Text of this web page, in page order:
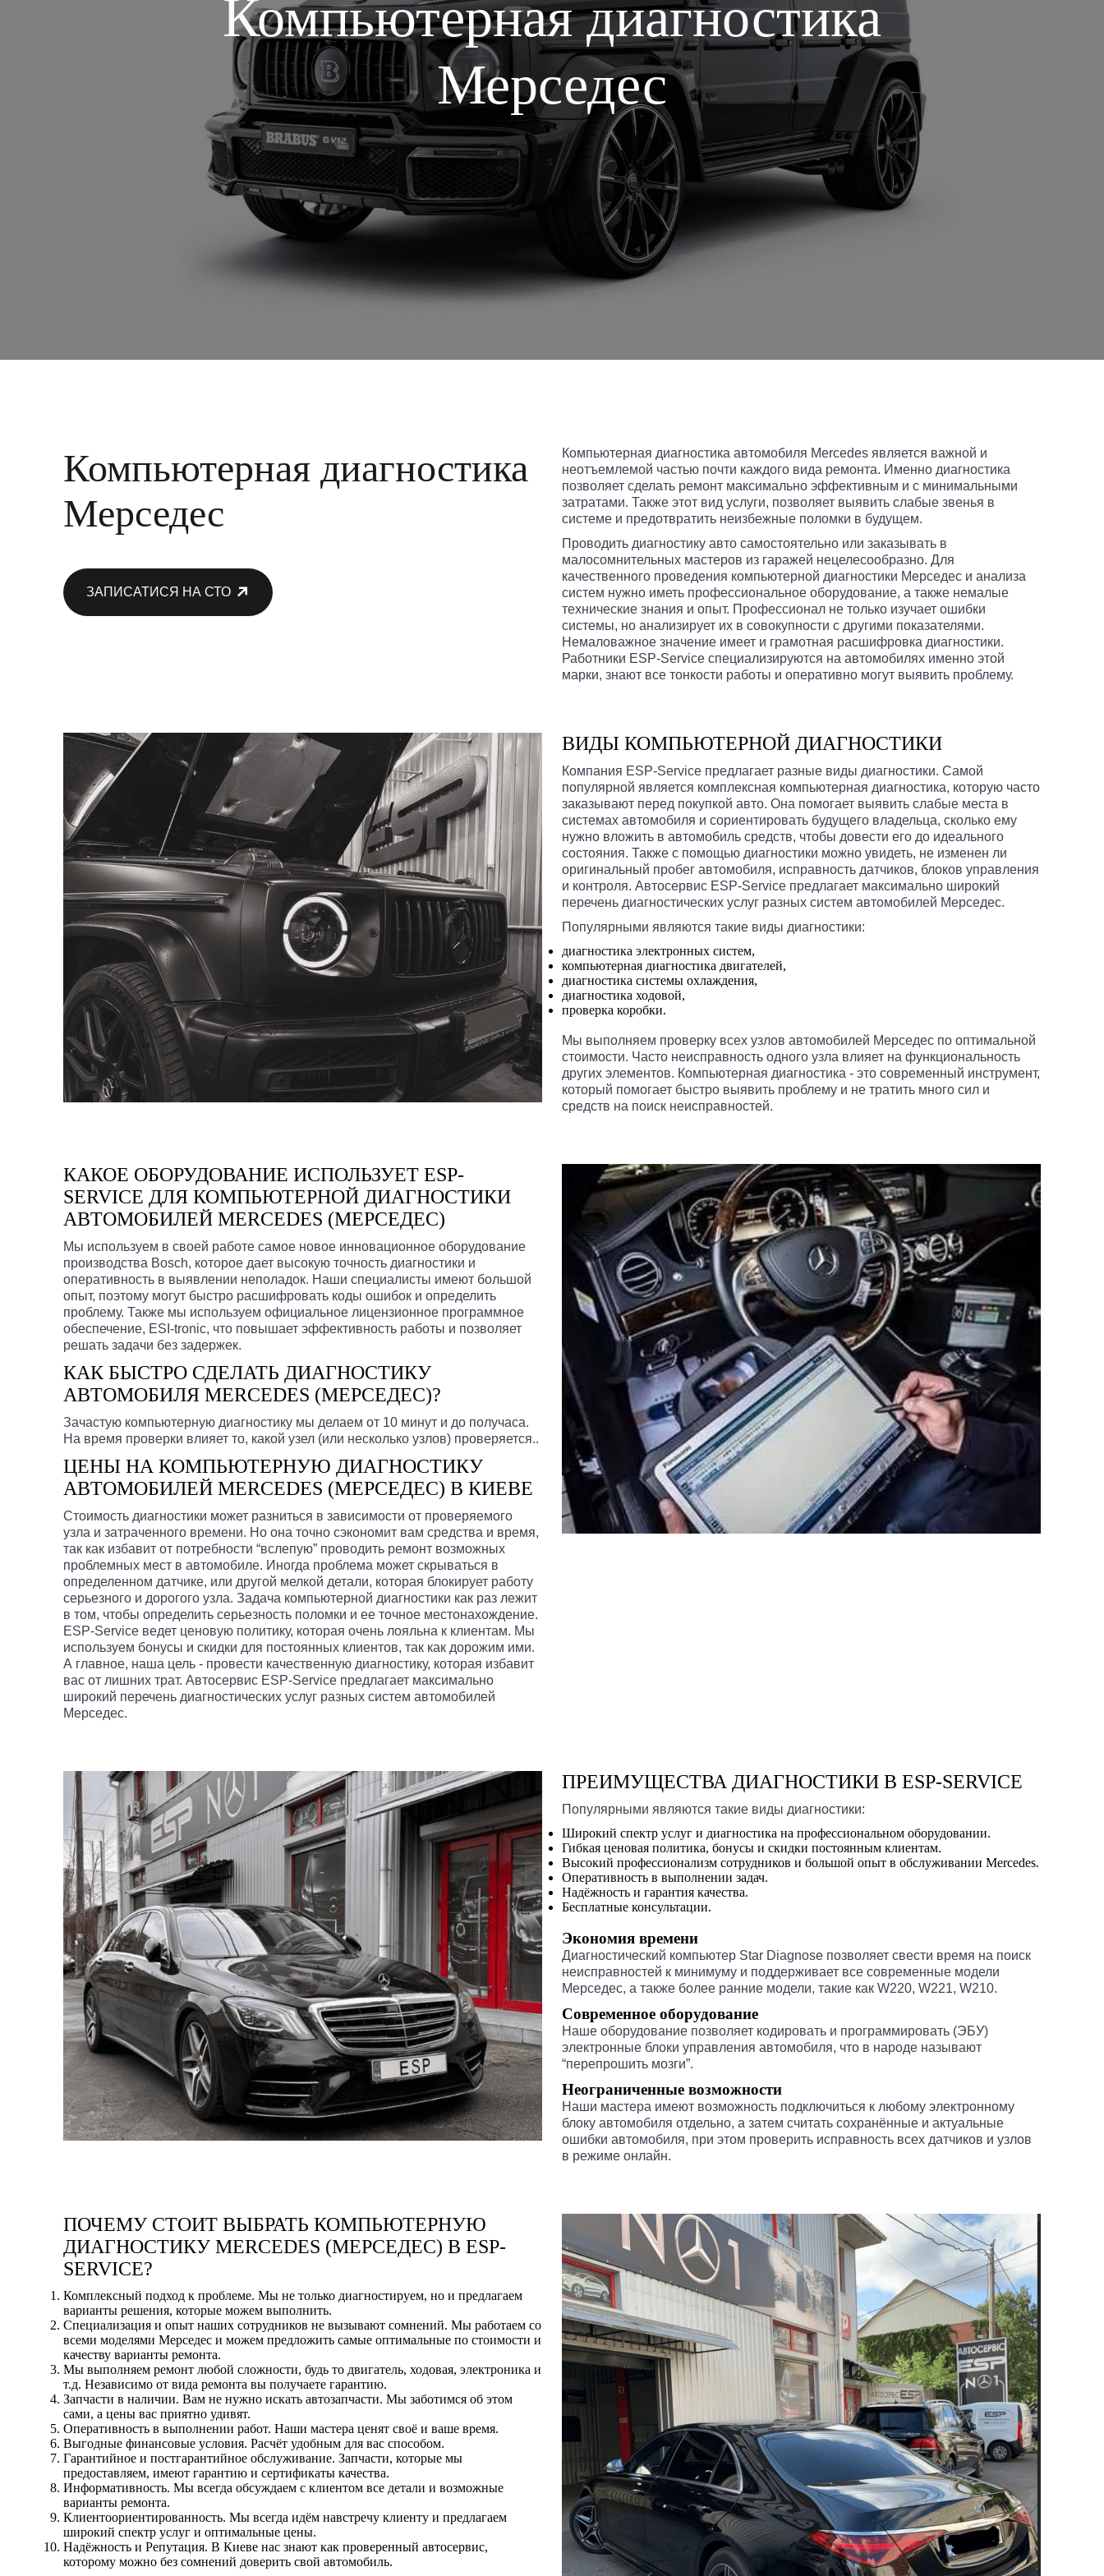
Компьютерная диагностика
Мерседес
Компьютерная диагностика
Мерседес
ЗАПИСАТИСЯ НА СТО
Компьютерная диагностика автомобиля Mercedes является важной и
неотъемлемой частью почти каждого вида ремонта. Именно диагностика
позволяет сделать ремонт максимально эффективным и с минимальными
затратами. Также этот вид услуги, позволяет выявить слабые звенья в
системе и предотвратить неизбежные поломки в будущем.
Проводить диагностику авто самостоятельно или заказывать в
малосомнительных мастеров из гаражей нецелесообразно. Для
качественного проведения компьютерной диагностики Мерседес и анализа
систем нужно иметь профессиональное оборудование, а также немалые
технические знания и опыт. Профессионал не только изучает ошибки
системы, но анализирует их в совокупности с другими показателями.
Немаловажное значение имеет и грамотная расшифровка диагностики.
Работники ESP-Service специализируются на автомобилях именно этой
марки, знают все тонкости работы и оперативно могут выявить проблему.
ВИДЫ КОМПЬЮТЕРНОЙ ДИАГНОСТИКИ
Компания ESP-Service предлагает разные виды диагностики. Самой
популярной является комплексная компьютерная диагностика, которую часто
заказывают перед покупкой авто. Она помогает выявить слабые места в
системах автомобиля и сориентировать будущего владельца, сколько ему
нужно вложить в автомобиль средств, чтобы довести его до идеального
состояния. Также с помощью диагностики можно увидеть, не изменен ли
оригинальный пробег автомобиля, исправность датчиков, блоков управления
и контроля. Автосервис ESP-Service предлагает максимально широкий
перечень диагностических услуг разных систем автомобилей Мерседес.
Популярными являются такие виды диагностики:
диагностика электронных систем,
компьютерная диагностика двигателей,
диагностика системы охлаждения,
диагностика ходовой,
проверка коробки.
Мы выполняем проверку всех узлов автомобилей Мерседес по оптимальной
стоимости. Часто неисправность одного узла влияет на функциональность
других элементов. Компьютерная диагностика - это современный инструмент,
который помогает быстро выявить проблему и не тратить много сил и
средств на поиск неисправностей.
КАКОЕ ОБОРУДОВАНИЕ ИСПОЛЬЗУЕТ ESP-
SERVICE ДЛЯ КОМПЬЮТЕРНОЙ ДИАГНОСТИКИ
АВТОМОБИЛЕЙ MERCEDES (МЕРСЕДЕС)
Мы используем в своей работе самое новое инновационное оборудование
производства Bosch, которое дает высокую точность диагностики и
оперативность в выявлении неполадок. Наши специалисты имеют большой
опыт, поэтому могут быстро расшифровать коды ошибок и определить
проблему. Также мы используем официальное лицензионное программное
обеспечение, ESI-tronic, что повышает эффективность работы и позволяет
решать задачи без задержек.
КАК БЫСТРО СДЕЛАТЬ ДИАГНОСТИКУ
АВТОМОБИЛЯ MERCEDES (МЕРСЕДЕС)?
Зачастую компьютерную диагностику мы делаем от 10 минут и до получаса.
На время проверки влияет то, какой узел (или несколько узлов) проверяется..
ЦЕНЫ НА КОМПЬЮТЕРНУЮ ДИАГНОСТИКУ
АВТОМОБИЛЕЙ MERCEDES (МЕРСЕДЕС) В КИЕВЕ
Стоимость диагностики может разниться в зависимости от проверяемого
узла и затраченного времени. Но она точно сэкономит вам средства и время,
так как избавит от потребности “вслепую” проводить ремонт возможных
проблемных мест в автомобиле. Иногда проблема может скрываться в
определенном датчике, или другой мелкой детали, которая блокирует работу
серьезного и дорогого узла. Задача компьютерной диагностики как раз лежит
в том, чтобы определить серьезность поломки и ее точное местонахождение.
ESP-Service ведет ценовую политику, которая очень лояльна к клиентам. Мы
используем бонусы и скидки для постоянных клиентов, так как дорожим ими.
А главное, наша цель - провести качественную диагностику, которая избавит
вас от лишних трат. Автосервис ESP-Service предлагает максимально
широкий перечень диагностических услуг разных систем автомобилей
Мерседес.
ПРЕИМУЩЕСТВА ДИАГНОСТИКИ В ESP-SERVICE
Популярными являются такие виды диагностики:
Широкий спектр услуг и диагностика на профессиональном оборудовании.
Гибкая ценовая политика, бонусы и скидки постоянным клиентам.
Высокий профессионализм сотрудников и большой опыт в обслуживании Mercedes.
Оперативность в выполнении задач.
Надёжность и гарантия качества.
Бесплатные консультации.
Экономия времени
Диагностический компьютер Star Diagnose позволяет свести время на поиск
неисправностей к минимуму и поддерживает все современные модели
Мерседес, а также более ранние модели, такие как W220, W221, W210.
Современное оборудование
Наше оборудование позволяет кодировать и программировать (ЭБУ)
электронные блоки управления автомобиля, что в народе называют
“перепрошить мозги”.
Неограниченные возможности
Наши мастера имеют возможность подключиться к любому электронному
блоку автомобиля отдельно, а затем считать сохранённые и актуальные
ошибки автомобиля, при этом проверить исправность всех датчиков и узлов
в режиме онлайн.
ПОЧЕМУ СТОИТ ВЫБРАТЬ КОМПЬЮТЕРНУЮ
ДИАГНОСТИКУ MERCEDES (МЕРСЕДЕС) В ESP-
SERVICE?
Комплексный подход к проблеме. Мы не только диагностируем, но и предлагаем
варианты решения, которые можем выполнить.
Специализация и опыт наших сотрудников не вызывают сомнений. Мы работаем со
всеми моделями Мерседес и можем предложить самые оптимальные по стоимости и
качеству варианты ремонта.
Мы выполняем ремонт любой сложности, будь то двигатель, ходовая, электроника и
т.д. Независимо от вида ремонта вы получаете гарантию.
Запчасти в наличии. Вам не нужно искать автозапчасти. Мы заботимся об этом
сами, а цены вас приятно удивят.
Оперативность в выполнении работ. Наши мастера ценят своё и ваше время.
Выгодные финансовые условия. Расчёт удобным для вас способом.
Гарантийное и постгарантийное обслуживание. Запчасти, которые мы
предоставляем, имеют гарантию и сертификаты качества.
Информативность. Мы всегда обсуждаем с клиентом все детали и возможные
варианты ремонта.
Клиентоориентированность. Мы всегда идём навстречу клиенту и предлагаем
широкий спектр услуг и оптимальные цены.
Надёжность и Репутация. В Киеве нас знают как проверенный автосервис,
которому можно без сомнений доверить свой автомобиль.